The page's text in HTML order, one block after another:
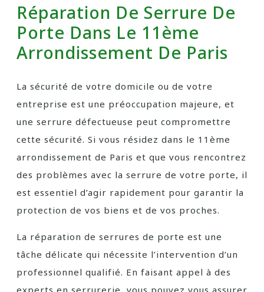
Réparation De Serrure De
Porte Dans Le 11ème
Arrondissement De Paris
La sécurité de votre domicile ou de votre
entreprise est une préoccupation majeure, et
une serrure défectueuse peut compromettre
cette sécurité. Si vous résidez dans le 11ème
arrondissement de Paris et que vous rencontrez
des problèmes avec la serrure de votre porte, il
est essentiel d’agir rapidement pour garantir la
protection de vos biens et de vos proches.
La réparation de serrures de porte est une
tâche délicate qui nécessite l’intervention d’un
professionnel qualifié. En faisant appel à des
experts en serrurerie, vous pouvez vous assurer